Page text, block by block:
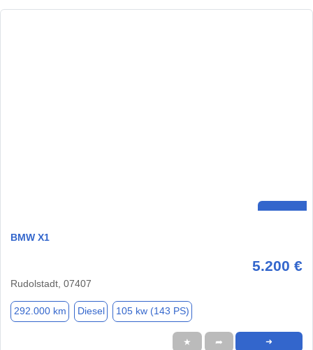
BMW X1
5.200 €
Rudolstadt, 07407
292.000 km Diesel 105 kw (143 PS)
★ ➦ ➜